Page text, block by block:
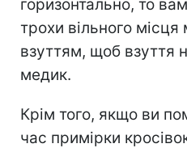
горизонтально, то
трохи вільного
взуттям, щоб взуття
медик.
Крім того, якщо ви
час примірки